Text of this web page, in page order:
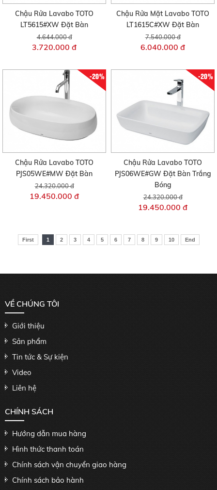
Chậu Rửa Lavabo TOTO
LT5615#XW Đặt Bàn
4.644.000 đ
3.720.000 đ
Chậu Rửa Mặt Lavabo TOTO
LT1615C#XW Đặt Bàn
7.540.000 đ
6.040.000 đ
-20%
Chậu Rửa Lavabo TOTO
PJS05WE#MW Đặt Bàn
24.320.000 đ
19.450.000 đ
-20%
Chậu Rửa Lavabo TOTO
PJS06WE#GW Đặt Bàn Trắng
Bóng
24.320.000 đ
19.450.000 đ
First 1 2 3 4 5 6 7 8 9 10 End
VỀ CHÚNG TÔI
Giới thiệu
Sản phẩm
Tin tức & Sự kiện
Video
Liên hệ
CHÍNH SÁCH
Hướng dẫn mua hàng
Hình thức thanh toán
Chính sách vận chuyển giao hàng
Chính sách bảo hành